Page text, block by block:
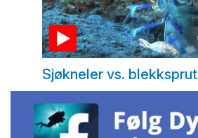
Sjøkneler vs. blekksprut